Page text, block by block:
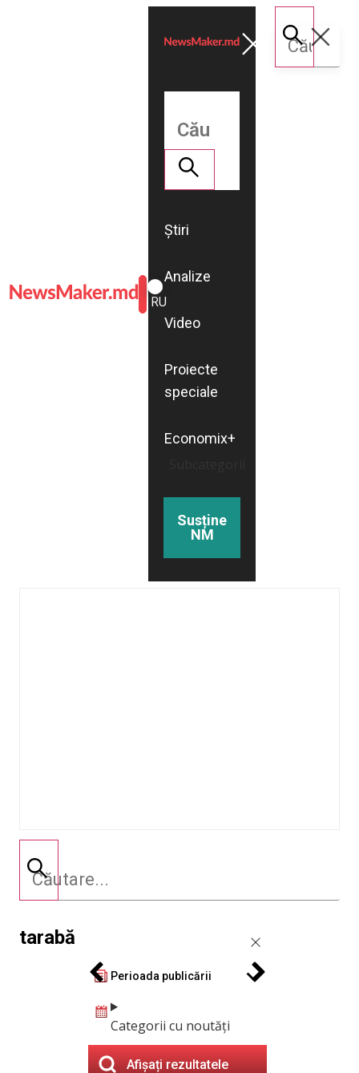
ROMÂNĂ
RU
Știri
Analize
Video
Proiecte
speciale
Economix+
Susține
NM
tarabă
Perioada publicării
Categorii cu noutăți
Afișați rezultatele